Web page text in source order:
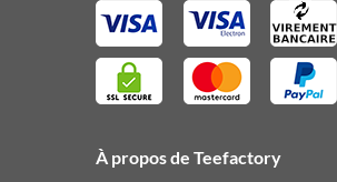
À propos de Teefactory